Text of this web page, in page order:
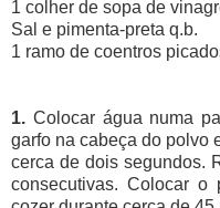
1 colher de sopa de
Sal e pimenta-preta q.b.
1 ramo de coentros
1. Colocar água numa
garfo na cabeça do polvo
cerca de dois segundos.
consecutivas. Colocar